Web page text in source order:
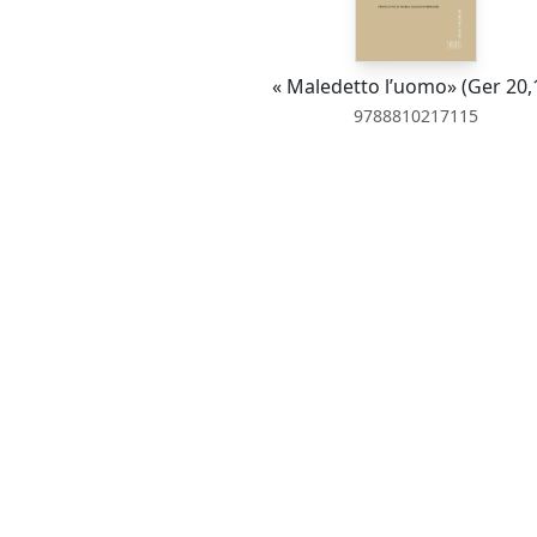
« Maledetto l’uomo» (Ger
9788810217115